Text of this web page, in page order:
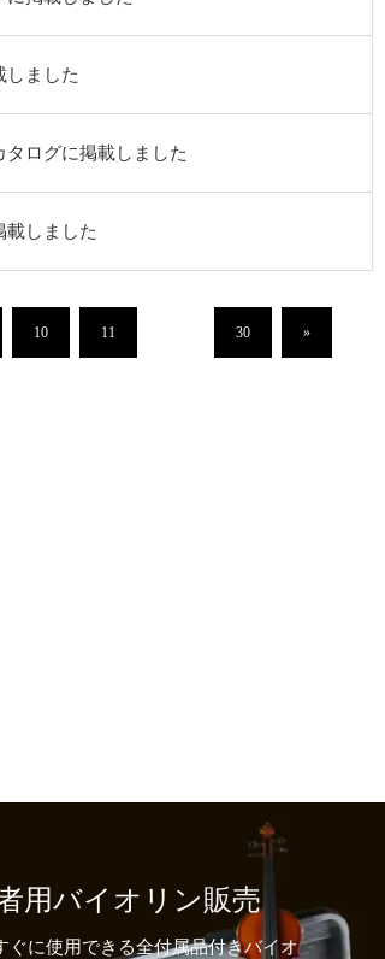
しました
ログに掲載しました
載しました
10 11 30 »
用バイオリン販売
ぐに使用できる全付属品付きバイオ